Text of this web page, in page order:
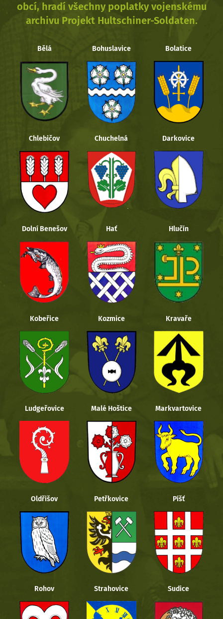
obcí, hradí všechny poplatky vojenskému
archivu Projekt Hultschiner-Soldaten.
Bělá Bohuslavice Bolatice
Chlebičov Chuchelná Darkovice
Dolní Benešov Hať Hlučín
Kobeřice Kozmice Kravaře
Ludgeřovice Malé Hoštice Markvartovice
Oldřišov Petřkovice Píšť
Rohov Strahovice Sudice